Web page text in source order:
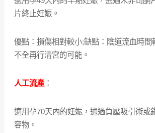
片終止妊娠。
優點：損傷相對較小;缺點：陰道流血時間
不全再行清宮的可能。
人工流產：
適用孕70天內的妊娠，通過負壓吸引術或
容物。